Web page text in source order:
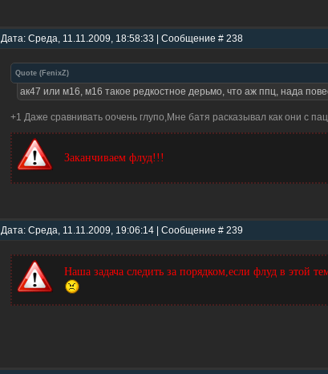
Дата: Среда, 11.11.2009, 18:58:33 | Сообщение # 238
Quote ( FenixZ)
ак47 или м16, м16 такое редкостное дерьмо, что аж ппц, нада
+1 Даже сравнивать оочень глупо,Мне батя расказывал как они с
Заканчиваем флуд!!!
Дата: Среда, 11.11.2009, 19:06:14 | Сообщение # 239
Наша задача следить за порядком,если флуд в этой